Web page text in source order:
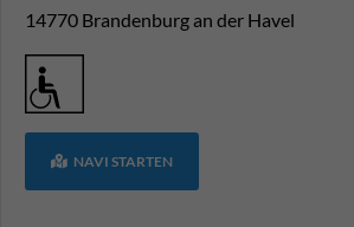
14770 Brandenburg an der Havel
NAVI STARTEN